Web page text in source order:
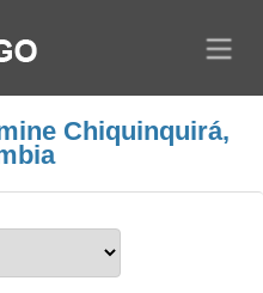
Chiquinquirá,